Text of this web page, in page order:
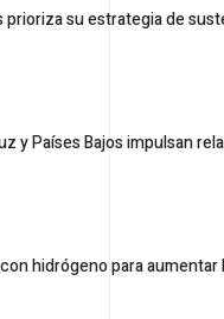
su estrategia de
y Países Bajos impulsan
hidrógeno para